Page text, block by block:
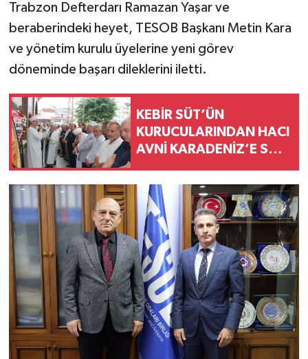
Trabzon Defterdarı Ramazan Yaşar ve
beraberindeki heyet, TESOB Başkanı Metin Kara
ve yönetim kurulu üyelerine yeni görev
döneminde başarı dileklerini iletti.
KEBİR SÜT’ÜN
KURUCULARINDAN HACI
AVNİ KARADENİZ’E SON